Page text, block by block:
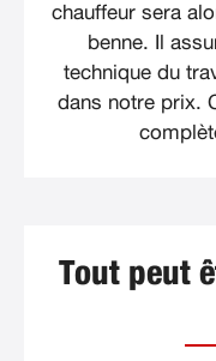
chauffeur sera
benne. Il
technique du
dans notre prix.
Tout peut